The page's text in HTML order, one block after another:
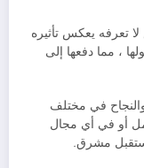
تعرفه يعكس تأثيره
، مما دفعها إلى
في مختلف
أو في أي مجال
مشرق.